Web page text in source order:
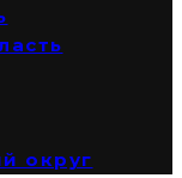
округ